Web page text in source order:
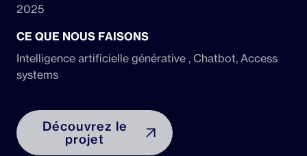
2025
CE QUE NOUS FAISONS
Intelligence artificielle générative , Chatbot, Access
systems
Découvrez le
projet